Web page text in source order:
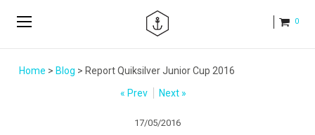
0
Home > Blog > Report Quiksilver Junior Cup 2016
« Prev
Next »
17/05/2016